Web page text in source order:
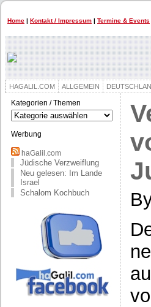
Home | Kontakt / Impressum | Termine & Events
HAGALIL.COM ALLGEMEIN
Kategorien / Themen
Kategorien
/
Themen
Werbung
haGalil.com
Jüdische Verzweiflung
Neu gelesen: Im Lande
Israel
Schalom Kochbuch